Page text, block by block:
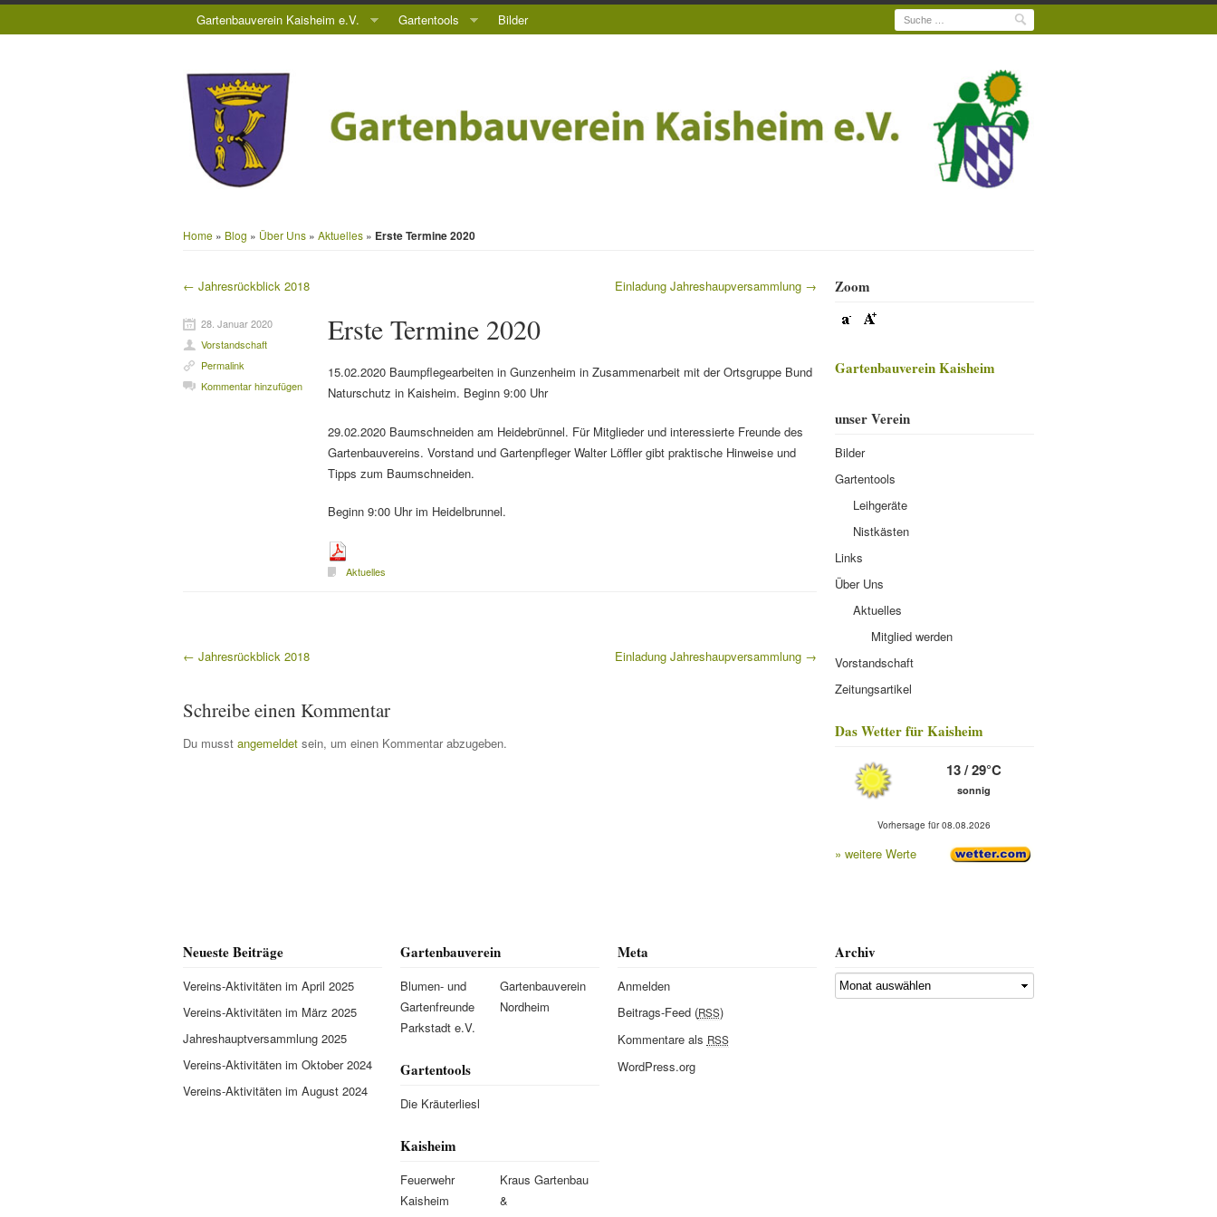
Gartenbauverein Kaisheim e.V. Gartentools Bilder Suche
Home » Blog » Über Uns »Aktuelles » Erste Termine 2020
Beitragsnavigation
← Jahresrückblick 2018 Einladung Jahreshaupversammlung →
Erste Termine 2020
15.02.2020 Baumpflegearbeiten in Gunzenheim in Zusammenarbeit mit der Ortsgruppe Bund
Naturschutz in Kaisheim. Beginn 9:00 Uhr
29.02.2020 Baumschneiden am Heidebrünnel. Für Mitglieder und interessierte Freunde des
Gartenbauvereins. Vorstand und Gartenpfleger Walter Löffler gibt praktische Hinweise und
Tipps zum Baumschneiden.
Beginn 9:00 Uhr im Heidelbrunnel.
Aktuelles
28. Januar 2020
Vorstandschaft
Permalink
Kommentar hinzufügen
Beitragsnavigation
← Jahresrückblick 2018 Einladung Jahreshaupversammlung →
Schreibe einen Kommentar
Du musstangemeldet sein, um einen Kommentar abzugeben.
Zoom
Gartenbauverein Kaisheim
unser Verein
Bilder
Gartentools
Leihgeräte
Nistkästen
Links
Über Uns
Aktuelles
Mitglied werden
Vorstandschaft
Zeitungsartikel
Das Wetter für Kaisheim
13 / 29°C
sonnig
Vorhersage für 08.08.2026
» weitere Werte
Neueste Beiträge
Vereins-Aktivitäten im April 2025
Vereins-Aktivitäten im März 2025
Jahreshauptversammlung 2025
Vereins-Aktivitäten im Oktober 2024
Vereins-Aktivitäten im August 2024
Gartenbauverein
Blumen- und
Gartenfreunde
Parkstadt e.V.
Gartenbauverein
Nordheim
Gartentools
Die Kräuterliesl
Kaisheim
Feuerwehr
Kaisheim
Kraus Gartenbau
&
Meta
Anmelden
Beitrags-Feed (RSS)
Kommentare als RSS
WordPress.org
Archiv